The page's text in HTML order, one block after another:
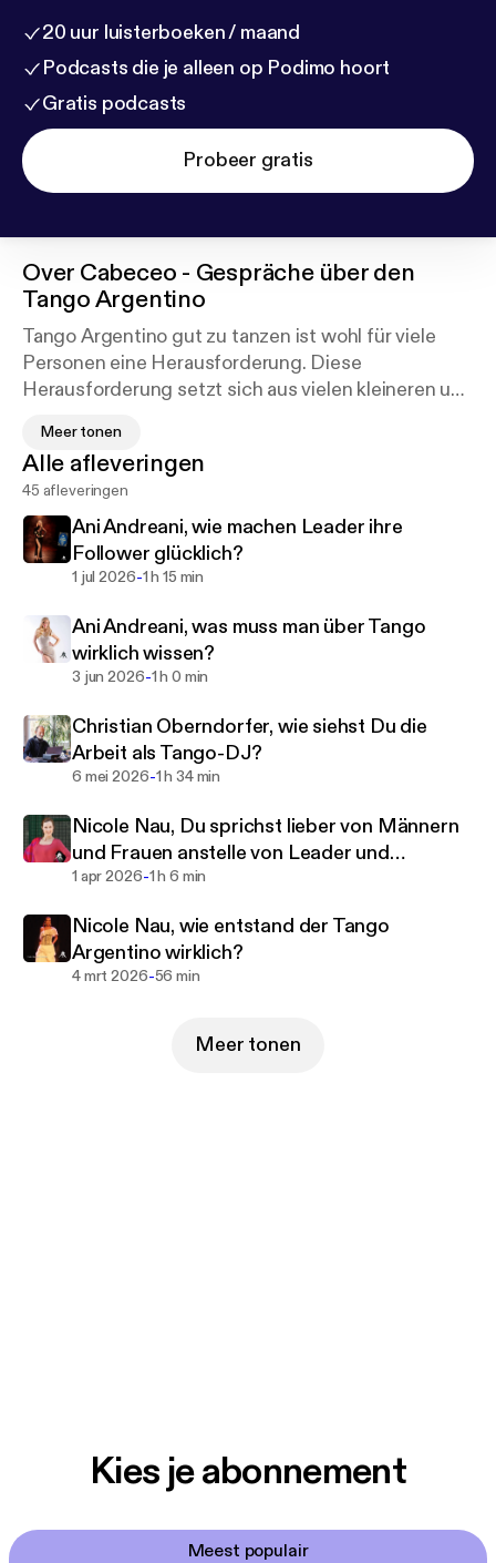
20 uur luisterboeken / maand
Podcasts die je alleen op Podimo hoort
Gratis podcasts
Probeer gratis
Over Cabeceo - Gespräche über den
Tango Argentino
Tango Argentino gut zu tanzen ist wohl für viele
Personen eine Herausforderung. Diese
Herausforderung setzt sich aus vielen kleineren und
Einladung zum Tanz mittels Cabeceo; die
Umarmung; Tanz-Elemente wie Caminata, Ocho,
Parada, Boleo, Sacada, Giro, Gancho, etc.;
komplexe Sequenzen; das Prinzip von Lead und
Follow; das fortwährende Improvisieren zu den
Melodien und musikalischen Stimmen; die
Groß ist aber dann die Belohnung für die oft
langjährigen Bemühungen. So groß, dass manche
von einer regelrechten Sucht sprechen.
In diesem Podcast begegne ich Menschen, die sich
intensiv mit dem Tango Argentino
auseinandersetzen. Möglicherweise ist das
Darüber-Sprechen eine Sucht-Therapie. Aber will
man vom Tango Argentino wirklich loskommen?
Ein Podcast von Heinz Duschanek, Wien
podscan_ypgdwgRkOzFBawvNRL3YPUeeLxJHzO
Meer tonen
Alle afleveringen
45 afleveringen
Ani Andreani, wie machen Leader ihre
Follower glücklich?
1 jul 2026-1 h 15 min
Ani Andreani, was muss man über Tango
wirklich wissen?
3 jun 2026-1 h 0 min
Christian Oberndorfer, wie siehst Du die
Arbeit als Tango-DJ?
6 mei 2026-1 h 34 min
Nicole Nau, Du sprichst lieber von Männern
und Frauen anstelle von Leader und
Follower?
1 apr 2026-1 h 6 min
Nicole Nau, wie entstand der Tango
Argentino wirklich?
4 mrt 2026-56 min
Meer tonen
Kies je abonnement
Meest populair